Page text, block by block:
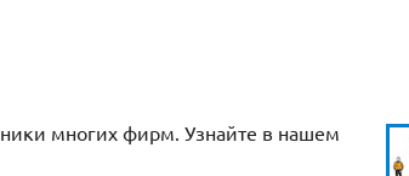
многих фирм. Узнайте в нашем